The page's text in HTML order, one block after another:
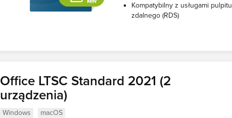
Kompatybilny z usługami pulpitu
zdalnego (RDS)
Office LTSC Standard 2021 (2
urządzenia)
Windows macOS